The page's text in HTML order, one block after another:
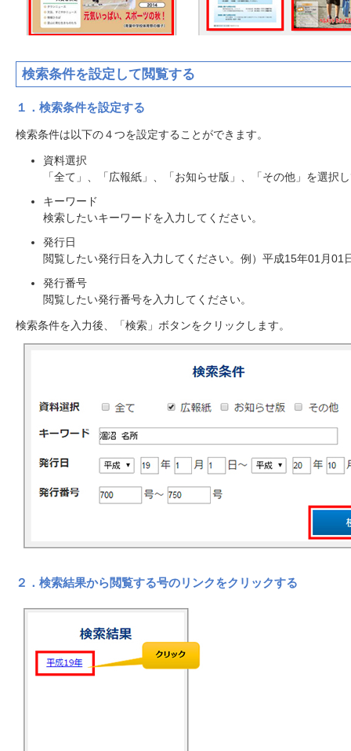
検索条件を設定して閲覧する
１．検索条件を設定する
検索条件は以下の４つを設定することができます。
資料選択
「全て」、「広報紙」、「お知らせ版」、「その他」を選択
キーワード
検索したいキーワードを入力してください。
発行日
閲覧したい発行日を入力してください。例）平成15年01月01
発行番号
閲覧したい発行番号を入力してください。
検索条件を入力後、「検索」ボタンをクリックします。
２．検索結果から閲覧する号のリンクをクリックする